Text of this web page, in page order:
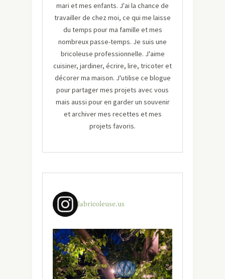
mari et mes enfants. J'ai la chance de
travailler de chez moi, ce qui me laisse
du temps pour ma famille et mes
nombreux passe-temps. Je suis une
bricoleuse professionnelle. J'aime
cuisiner, jardiner, écrire, lire, tricoter et
décorer ma maison. J'utilise ce blogue
pour partager mes projets avec vous
mais aussi pour en garder un souvenir
et archiver mes recettes et mes
projets favoris.
labricoleuse.us